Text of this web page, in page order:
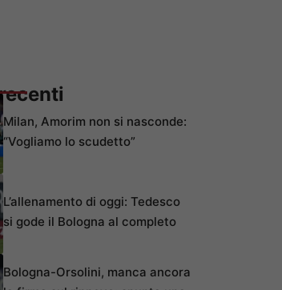
Milan, Amorim non si nasconde:
“Vogliamo lo scudetto”
L’allenamento di oggi: Tedesco
si gode il Bologna al completo
Bologna-Orsolini, manca ancora